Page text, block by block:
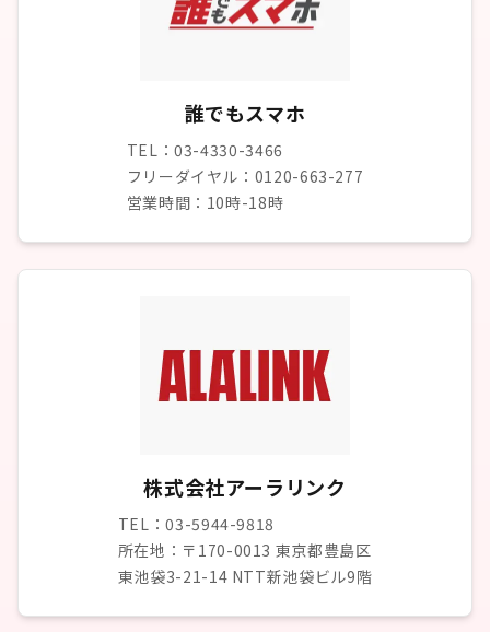
誰でもスマホ
TEL：03-4330-3466
フリーダイヤル：0120-663-277
営業時間：10時-18時
株式会社アーラリンク
TEL：03-5944-9818
所在地：〒170-0013 東京都豊島区
東池袋3-21-14 NTT新池袋ビル9階